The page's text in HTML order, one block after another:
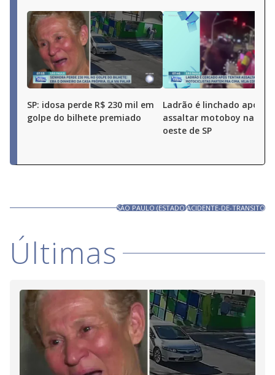
SP: idosa perde R$ 230 mil em
golpe do bilhete premiado
Ladrão é linchado após
assaltar motoboy na
oeste de SP
SÃO PAULO (ESTADO)ACIDENTE-DE-TRANSITO
Últimas